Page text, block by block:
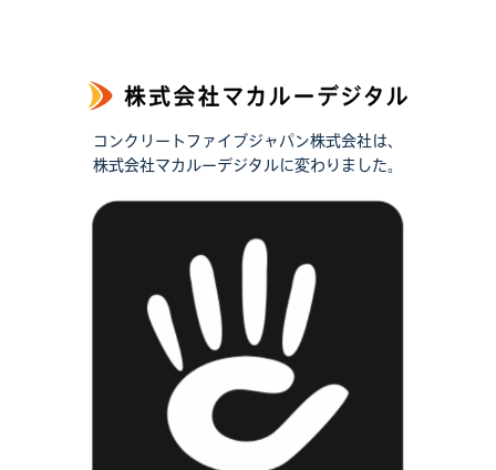
コンクリートファイブジャパン株式会社は、
株式会社マカルーデジタルに変わりました。